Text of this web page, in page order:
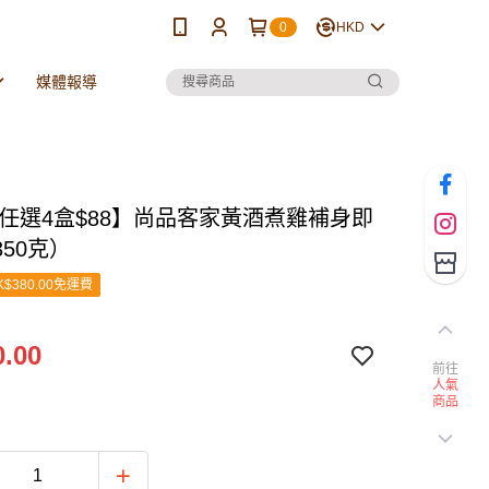
0 HKD
媒體報導
任選4盒$88】尚品客家黃酒煮雞補身即
克）
免運費
前往
人氣
商品